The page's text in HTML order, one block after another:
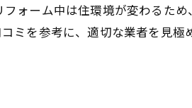
ォーム中は住環境が変わるた
ミを参考に、適切な業者を見